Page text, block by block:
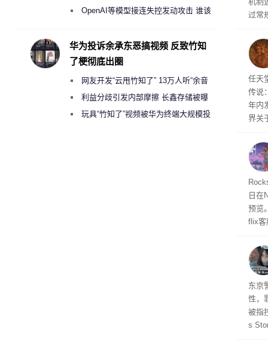
过常
正
工具
并
任
任天
传说
年内
界关
日在
预览
flix客
27
东京
性，
被指
s
2000美元一晚 遭讽“反乌托邦”
OpenAI等模型接连失控发动攻击 谁该
华为投诉余承东恶搞视频 反致竹知
了梗彻底出圈
网友开发“云甩竹知了” 13万人听“余音
绕梁”利益分歧引发内部摩擦 长鑫存储被曝
曾将华为驻场工程师驱逐出研发基地
玩具“竹知了”视频被华为终端大规模投